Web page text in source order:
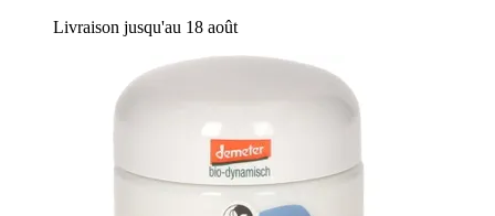
Livraison jusqu'au 18 août